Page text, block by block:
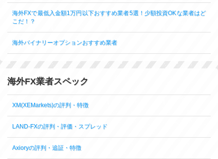
海外FXで最低入金額1万円以下おすすめ業者5選！少額投資OKな業者はど
こだ！？
海外バイナリーオプションおすすめ業者
海外FX業者スペック
XM(XEMarkets)の評判・特徴
LAND-FXの評判・評価・スプレッド
Axioryの評判・追証・特徴